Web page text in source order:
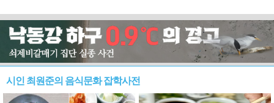
시인 최원준의 음식문화 잡학사전